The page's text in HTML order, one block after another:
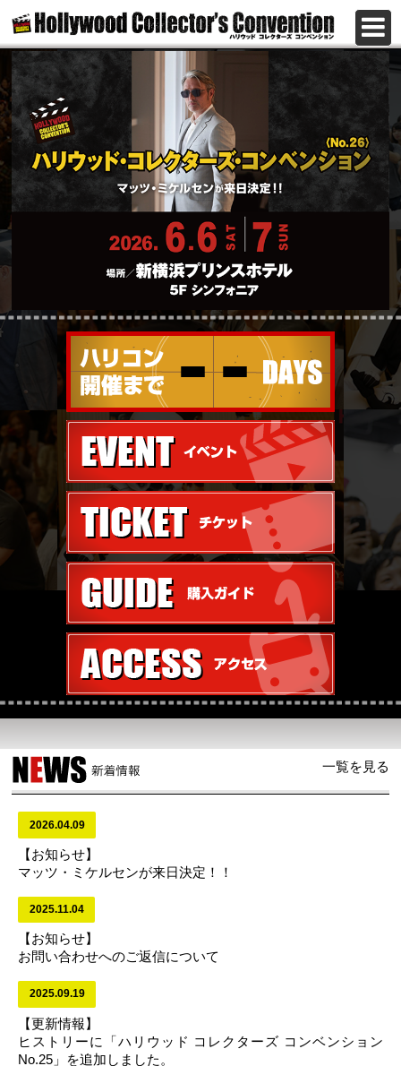
一覧を見る
2026.04.09
【お知らせ】
マッツ・ミケルセンが来日決定！！
2025.11.04
【お知らせ】
お問い合わせへのご返信について
2025.09.19
【更新情報】
ヒストリーに「ハリウッド コレクターズ コンベンション
No.25」を追加しました。